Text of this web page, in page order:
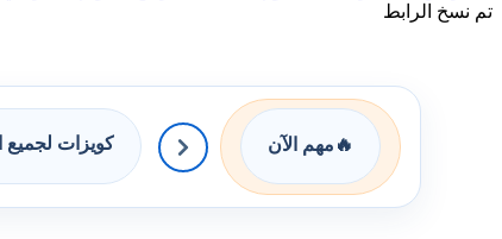
تم نسخ الرابط
🔥 مهم الآن كويزات